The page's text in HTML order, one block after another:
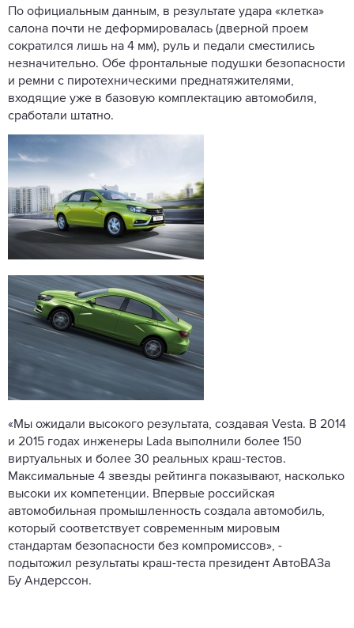
По официальным данным, в результате удара «клетка»
салона почти не деформировалась (дверной проем
сократился лишь на 4 мм), руль и педали сместились
незначительно. Обе фронтальные подушки безопасности
и ремни с пиротехническими преднатяжителями,
входящие уже в базовую комплектацию автомобиля,
сработали штатно.
«Мы ожидали высокого результата, создавая Vesta. В 2014
и 2015 годах инженеры Lada выполнили более 150
виртуальных и более 30 реальных краш-тестов.
Максимальные 4 звезды рейтинга показывают, насколько
высоки их компетенции. Впервые российская
автомобильная промышленность создала автомобиль,
который соответствует современным мировым
стандартам безопасности без компромиссов», -
подытожил результаты краш-теста президент АвтоВАЗа
Бу Андерссон.